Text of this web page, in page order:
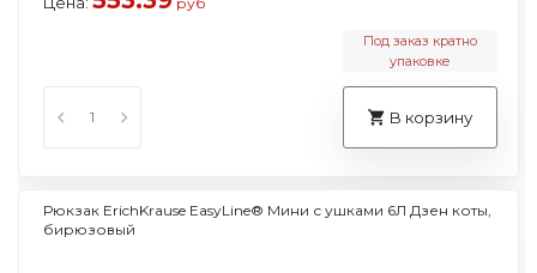
Под заказ кратно
упаковке
В корзину
Рюкзак ErichKrause EasyLine® Мини с ушками 6Л Дзен коты,
бирюзовый